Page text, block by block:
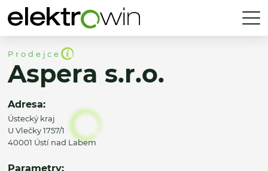
Prodejce
Aspera s.r.o.
Adresa:
Ústecký kraj
U Vlečky 1757/1
40001 Ústí nad Labem
Parametry: